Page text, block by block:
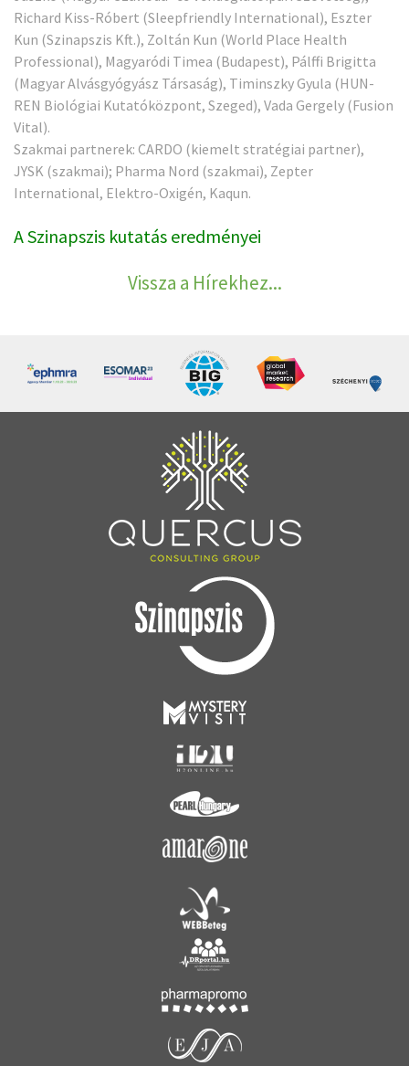
Richard Kiss-Róbert (Sleepfriendly International), Eszter
Kun (Szinapszis Kft.), Zoltán Kun (World Place Health
Professional), Magyaródi Timea (Budapest), Pálffi Brigitta
(Magyar Alvásgyógyász Társaság), Timinszky Gyula (HUN-
REN Biológiai Kutatóközpont, Szeged), Vada Gergely (Fusion
Vital).
Szakmai partnerek: CARDO (kiemelt stratégiai partner),
JYSK (szakmai); Pharma Nord (szakmai), Zepter
International, Elektro-Oxigén, Kaqun.
A Szinapszis kutatás eredményei
Vissza a Hírekhez...